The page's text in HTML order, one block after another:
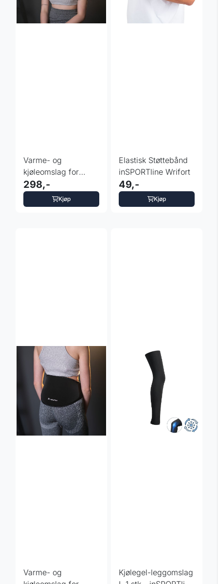
Varme- og
kjøleomslag for
skulder -
inSPORTline Vitaler
298,-
Kjøp
Elastisk Støttebånd
inSPORTline Wrifort
49,-
Kjøp
Varme- og
Kjølegel-leggomslag